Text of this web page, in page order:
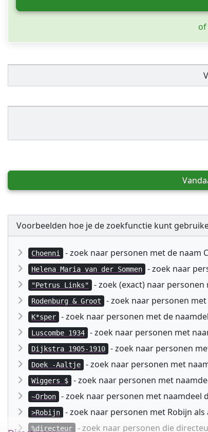
Voorbeelden hoe je de zoekfunctie kunt
Choenni - zoek naar personen met de naam
Helena Maria van der Sommen - zoek naar
"Petrus Links" - zoek (exact) naar
Rodenburg & Groot - zoek naar personen
K*sper - zoek naar personen met de
Luscombe 1934 - zoek naar personen met
Dijkstra 1905-1910 - zoek naar personen
Doek -Aaltje - zoek naar personen met
Wiggers $ - zoek naar personen met
~Orbon - zoek naar personen met naamdeel
>Robijn - zoek naar personen met Robijn
%directeur - zoek naar personen die